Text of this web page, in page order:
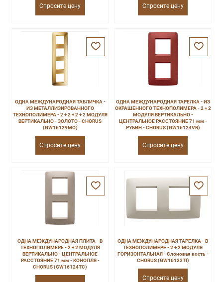
Спросите цену Спросите цену
ОДНА МЕЖДУНАРОДНАЯ ТАБЛИЧКА -
ИЗ МЕТАЛЛИЗИРОВАННОГО
ТЕХНОПОЛИМЕРА - 2 + 2 + 2 + 2 МОДУЛЯ
ВЕРТИКАЛЬНО - ЗОЛОТО - CHORUS
(GW16129MO)
Спросите цену
ОДНА МЕЖДУНАРОДНАЯ ТАРЕЛКА - ИЗ
ОКРАШЕННОГО ТЕХНОПОЛИМЕРА - 2 + 2
МОДУЛЯ ВЕРТИКАЛЬНО -
ЦЕНТРАЛЬНОЕ РАССТОЯНИЕ 71 мм -
РУБИН - CHORUS (GW16124VR)
Спросите цену
ОДНА МЕЖДУНАРОДНАЯ ПЛИТА - В
ТЕХНОПОЛИМЕРЕ - 2 + 2 МОДУЛЯ
ВЕРТИКАЛЬНО - ЦЕНТРАЛЬНОЕ
РАССТОЯНИЕ 71 мм - КОНОПЛЯ -
CHORUS (GW16124TC)
ОДНА МЕЖДУНАРОДНАЯ ТАРЕЛКА - В
ТЕХНОПОЛИМЕРЕ - 2 + 2 МОДУЛЯ
ГОРИЗОНТАЛЬНАЯ - Слоновая кость -
CHORUS (GW16123TI)
Спросите цену